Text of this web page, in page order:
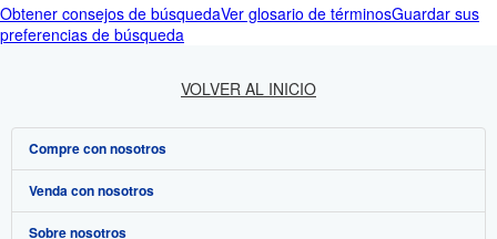
Obtener consejos de búsquedaVer glosario de términosGuardar sus
preferencias de búsqueda
VOLVER AL INICIO
Compre con nosotros
Búsqueda avanzada
Colecciones
Venda con nosotros
Comenzar a vender
Sobre nosotros